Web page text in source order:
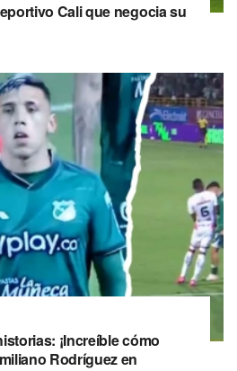
Cali que negocia su
¡Increíble cómo
Rodríguez en